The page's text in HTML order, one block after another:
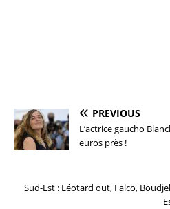
PREVIOUS
L’actrice gaucho
euros près !
Sud-Est : Léotard out, Falco,